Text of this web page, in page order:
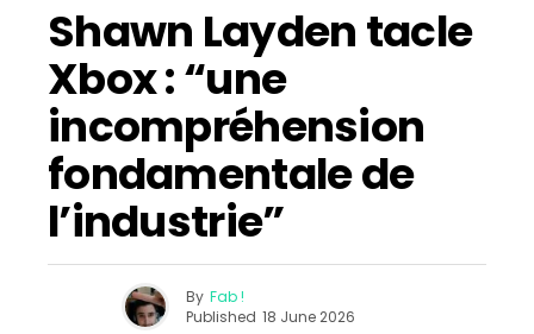
Shawn Layden tacle
Xbox : “une
incompréhension
fondamentale de
l’industrie”
By Fab !
Published 18 June 2026